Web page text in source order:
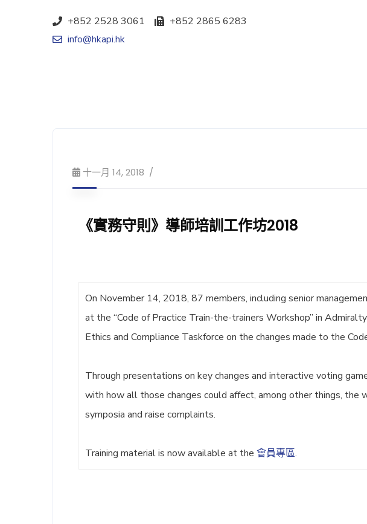
+852 2528 3061
+852 2865 6283
info@hkapi.hk
十一月 14, 2018
《實務守則》導師培訓工作坊2018
On November 14, 2018, 87 members, including senior
at the “Code of Practice Train-the-trainers Workshop” in
Ethics and Compliance Taskforce on the changes made to the
Through presentations on key changes and interactive voting
with how all those changes could affect, among other things, the
symposia and raise complaints.
Training material is now available at the 會員專區.